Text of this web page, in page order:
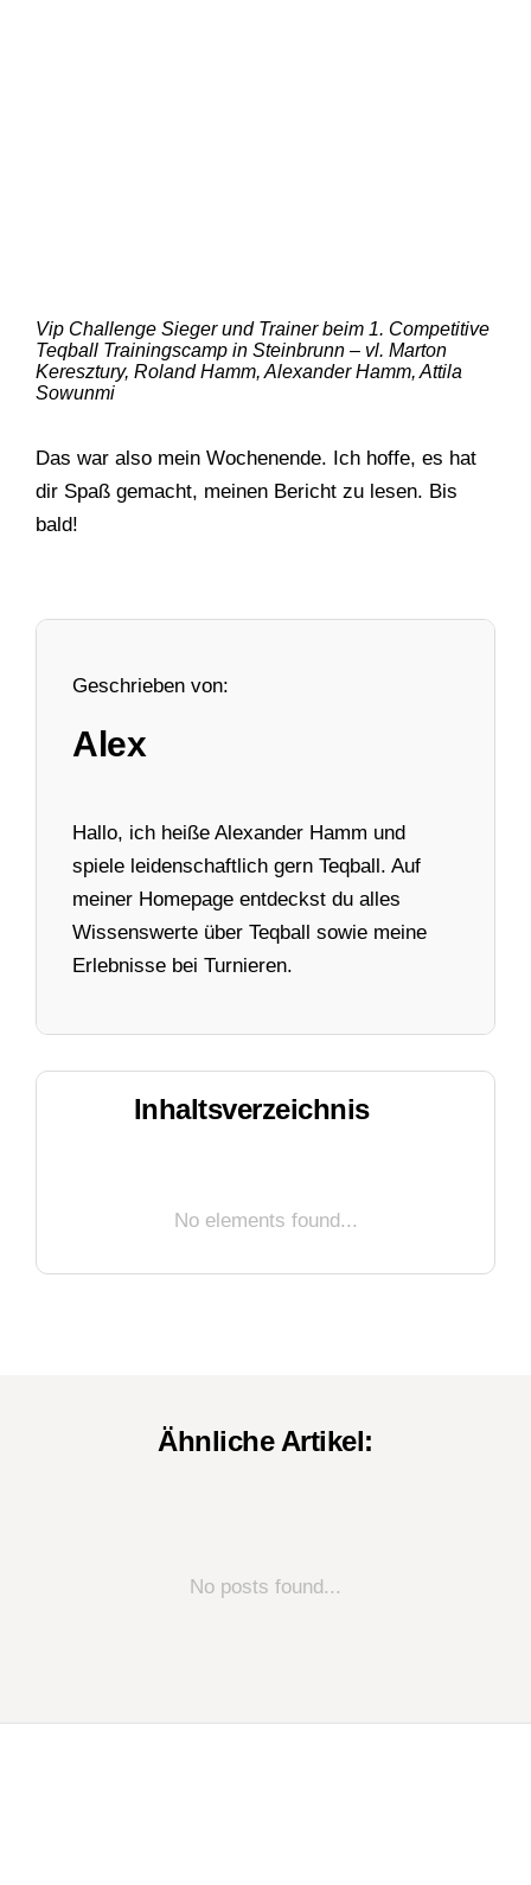
Vip Challenge Sieger und Trainer beim 1. Competitive
Teqball Trainingscamp in Steinbrunn – vl. Marton
Keresztury, Roland Hamm, Alexander Hamm, Attila
Sowunmi
Das war also mein Wochenende. Ich hoffe, es hat
dir Spaß gemacht, meinen Bericht zu lesen. Bis
bald!
Geschrieben von:
Alex
Hallo, ich heiße Alexander Hamm und
spiele leidenschaftlich gern Teqball. Auf
meiner Homepage entdeckst du alles
Wissenswerte über Teqball sowie meine
Erlebnisse bei Turnieren.
Inhaltsverzeichnis
No elements found...
Ähnliche Artikel:
No posts found...